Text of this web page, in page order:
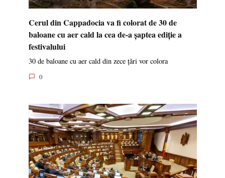
Cerul din Cappadocia va fi colorat de 30 de
baloane cu aer cald la cea de-a șaptea ediție a
festivalului
30 de baloane cu aer cald din zece țări vor colora
0